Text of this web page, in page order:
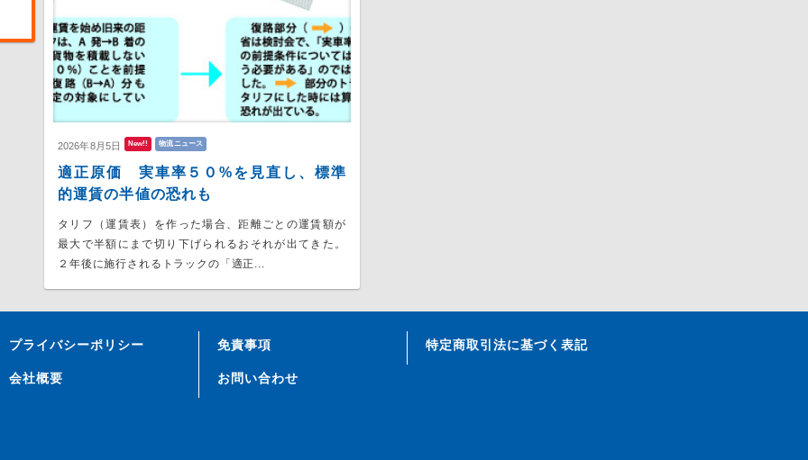
2026年8月5日 New!! 物流ニュース
適正原価 実車率５０%を見直し、標準
的運賃の半値の恐れも
タリフ（運賃表）を作った場合、距離ごとの運賃額が
最大で半額にまで切り下げられるおそれが出てきた。
２年後に施行されるトラックの「適正...
プライバシーポリシー 免責事項 特定商取引法に基づく表記
会社概要 お問い合わせ